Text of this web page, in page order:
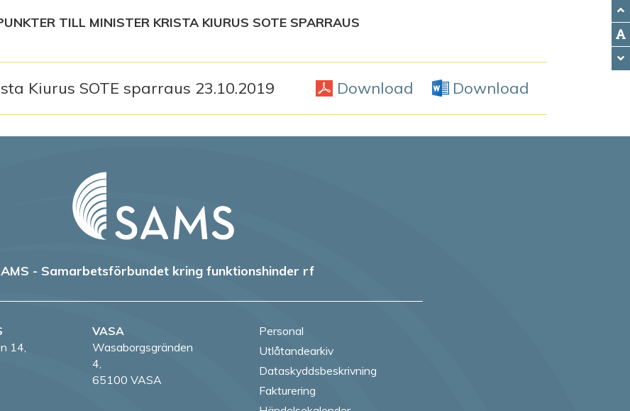
TILL MINISTER KRISTA KIURUS SOTE SPARRAUS
Kiurus SOTE sparraus 23.10.2019 Download PDF Download
- Samarbetsförbundet kring funktionshinder rf
14,
VASA
Wasaborgsgränden
4,
65100 VASA
Personal
Utlåtandearkiv
Dataskyddsbeskrivning
Fakturering